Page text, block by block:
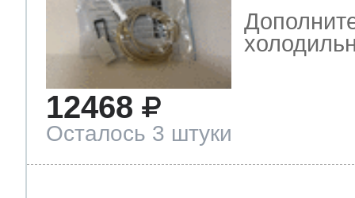
12468
Осталось 3 штуки